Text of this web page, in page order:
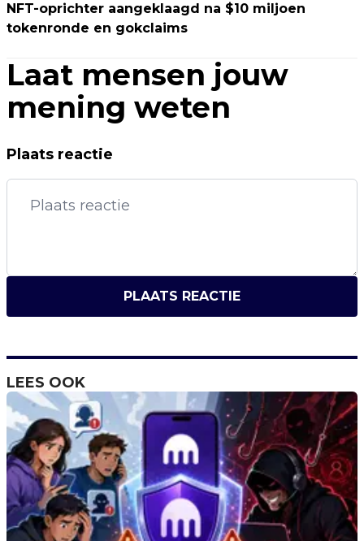
NFT-oprichter aangeklaagd na $10 miljoen
tokenronde en gokclaims
Laat mensen jouw
mening weten
Plaats reactie
PLAATS REACTIE
LEES OOK